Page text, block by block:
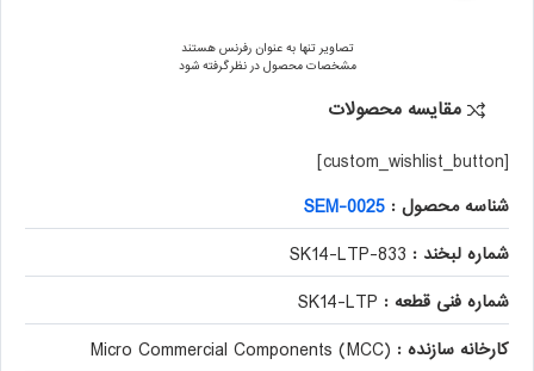
تصاویر تنها به عنوان رفرنس هستند
مشخصات محصول در نظر گرفته شود
مقایسه محصولات
[custom_wishlist_button]
شناسه محصول : SEM-0025
شماره لبخند : 833-SK14-LTP
شماره فنی قطعه : SK14-LTP
کارخانه سازنده : Micro Commercial Components (MCC)